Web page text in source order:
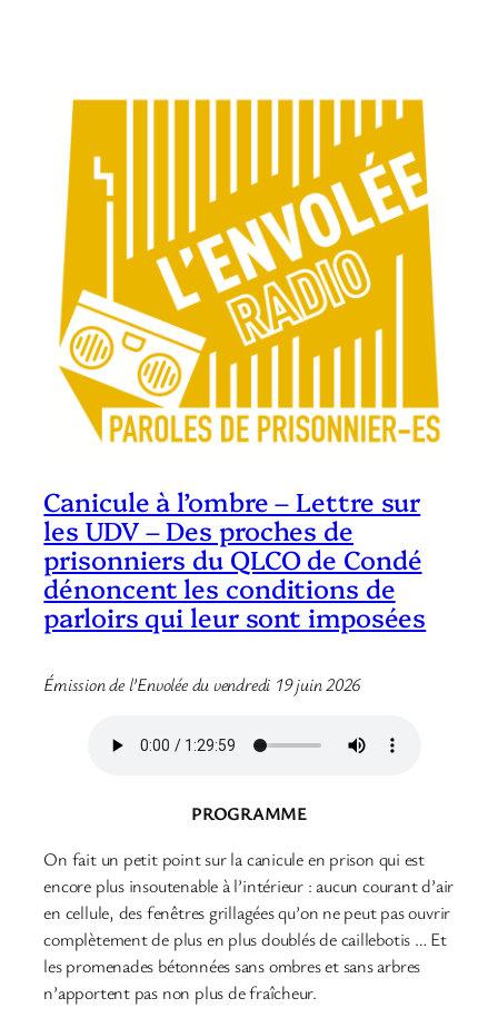
Canicule à l’ombre – Lettre sur
les UDV – Des proches de
prisonniers du QLCO de Condé
dénoncent les conditions de
parloirs qui leur sont imposées
Émission de l’Envolée du vendredi 19 juin 2026
PROGRAMME
On fait un petit point sur la canicule en prison qui est
encore plus insoutenable à l’intérieur : aucun courant d’air
en cellule, des fenêtres grillagées qu’on ne peut pas ouvrir
complètement de plus en plus doublés de caillebotis … Et
les promenades bétonnées sans ombres et sans arbres
n’apportent pas non plus de fraîcheur.